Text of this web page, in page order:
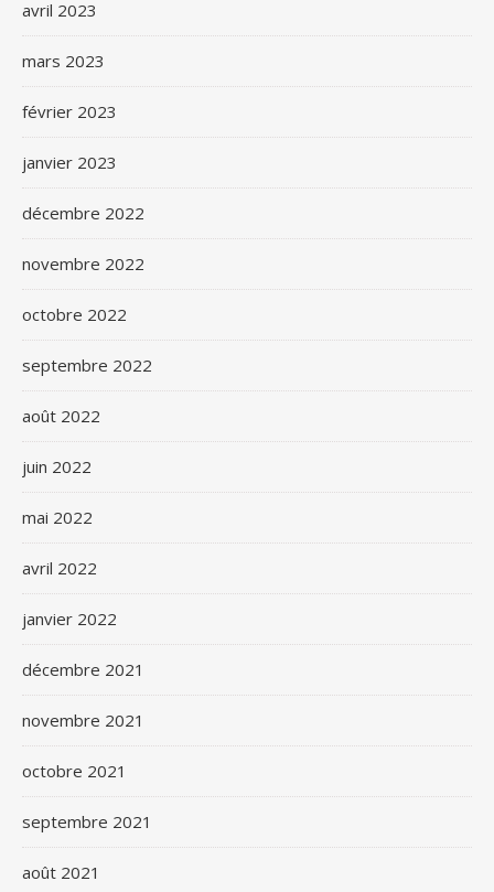
avril 2023
mars 2023
février 2023
janvier 2023
décembre 2022
novembre 2022
octobre 2022
septembre 2022
août 2022
juin 2022
mai 2022
avril 2022
janvier 2022
décembre 2021
novembre 2021
octobre 2021
septembre 2021
août 2021